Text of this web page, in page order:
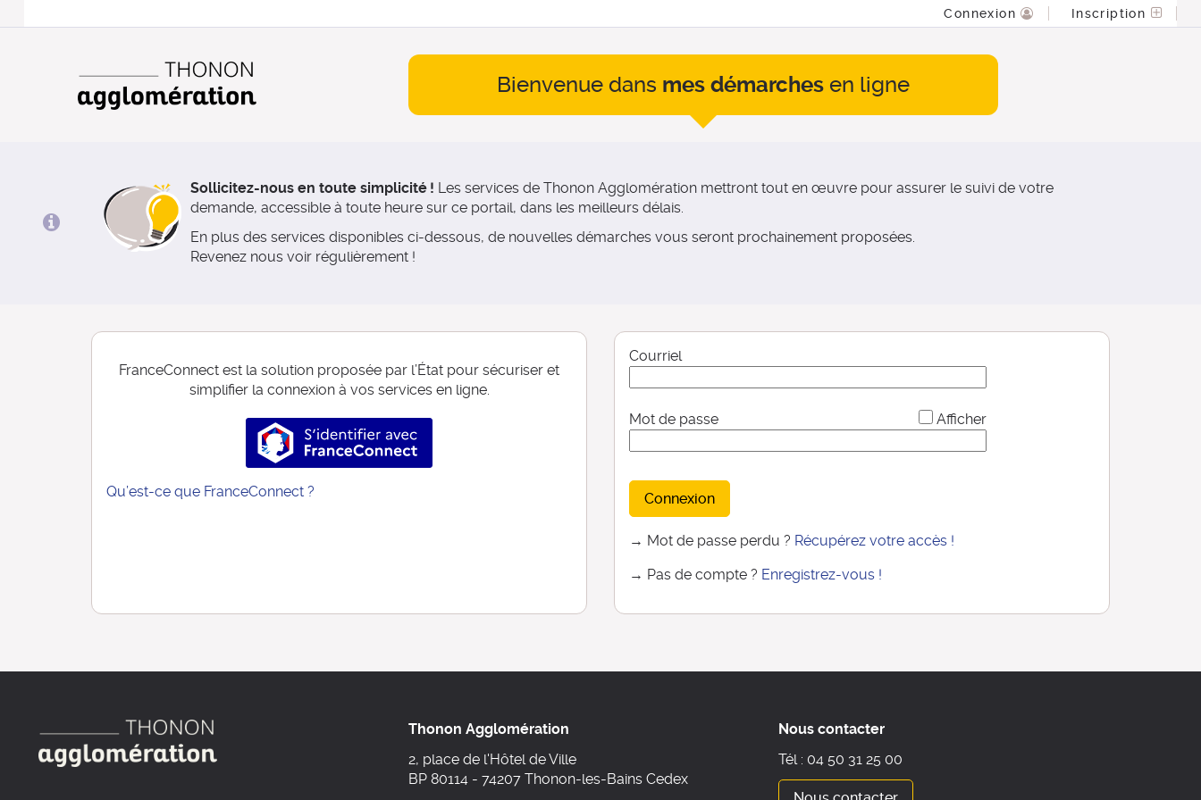
Connexion Inscription
Bienvenue dans mes démarches en ligne
Sollicitez-nous en toute simplicité ! Les services de Thonon Agglomération mettront tout en œuvre pour assurer le suivi de votre
demande, accessible à toute heure sur ce portail, dans les meilleurs délais.
En plus des services disponibles ci-dessous, de nouvelles démarches vous seront prochainement proposées.
Revenez nous voir régulièrement !
FranceConnect est la solution proposée par l’État pour sécuriser et
simplifier la connexion à vos services en ligne.
S’identifier avec FranceConnect
Qu’est-ce que FranceConnect ?
Courriel
Mot de passe Afficher
Connexion
→ Mot de passe perdu ? Récupérez votre accès !
→ Pas de compte ? Enregistrez-vous !
Thonon Agglomération
2, place de l'Hôtel de Ville
BP 80114 - 74207 Thonon-les-Bains Cedex
Nous contacter
Tél : 04 50 31 25 00